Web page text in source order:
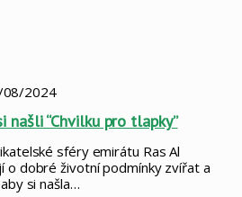
08/2024
našli “Chvilku pro tlapky”
sféry emirátu Ras Al
o dobré životní podmínky zvířat a
si našla…